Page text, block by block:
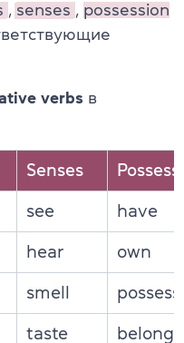
, senses , possession
verbs в
Senses
see have
hear own
smell possess
taste belong